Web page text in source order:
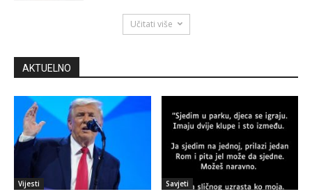
Učitati više
AKTUELNO
Vijesti Savjeti